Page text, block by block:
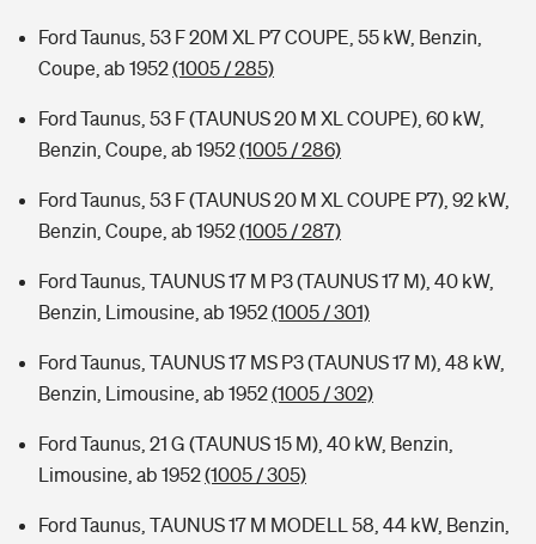
Ford Taunus, 53 F 20M XL P7 COUPE, 55 kW, Benzin,
Coupe, ab 1952(1005 / 285)
Ford Taunus, 53 F (TAUNUS 20 M XL COUPE), 60 kW,
Benzin, Coupe, ab 1952(1005 / 286)
Ford Taunus, 53 F (TAUNUS 20 M XL COUPE P7), 92 kW,
Benzin, Coupe, ab 1952(1005 / 287)
Ford Taunus, TAUNUS 17 M P3 (TAUNUS 17 M), 40 kW,
Benzin, Limousine, ab 1952(1005 / 301)
Ford Taunus, TAUNUS 17 MS P3 (TAUNUS 17 M), 48 kW,
Benzin, Limousine, ab 1952(1005 / 302)
Ford Taunus, 21 G (TAUNUS 15 M), 40 kW, Benzin,
Limousine, ab 1952(1005 / 305)
Ford Taunus, TAUNUS 17 M MODELL 58, 44 kW, Benzin,